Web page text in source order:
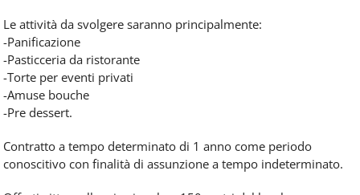
Le attività da svolgere saranno principalmente:
-Panificazione
-Pasticceria da ristorante
-Torte per eventi privati
-Amuse bouche
-Pre dessert.
Contratto a tempo determinato di 1 anno come periodo
conoscitivo con finalità di assunzione a tempo indeterminato.